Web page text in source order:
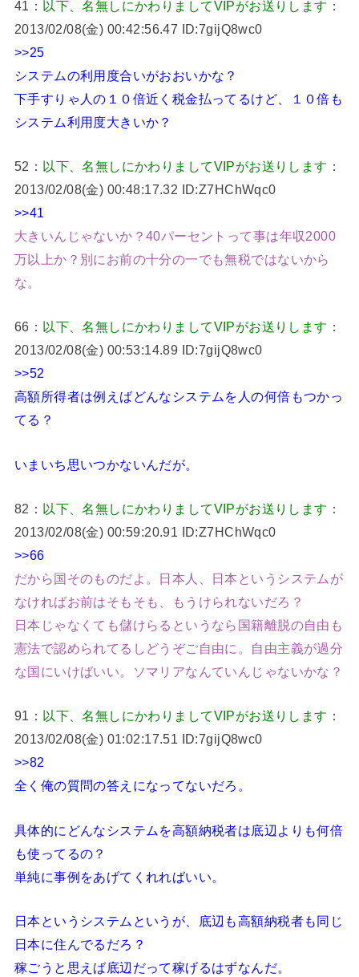
41： 以下、名無しにかわりましてVIPがお送りします ：
2013/02/08(金) 00:42:56.47 ID:7gijQ8wc0
>>25
システムの利用度合いがおおいかな？
下手すりゃ人の１０倍近く税金払ってるけど、１０倍も
システム利用度大きいか？
52： 以下、名無しにかわりましてVIPがお送りします ：
2013/02/08(金) 00:48:17.32 ID:Z7HChWqc0
>>41
大きいんじゃないか？40パーセントって事は年収2000
万以上か？別にお前の十分の一でも無税ではないから
な。
66： 以下、名無しにかわりましてVIPがお送りします ：
2013/02/08(金) 00:53:14.89 ID:7gijQ8wc0
>>52
高額所得者は例えばどんなシステムを人の何倍もつかっ
てる？
いまいち思いつかないんだが。
82： 以下、名無しにかわりましてVIPがお送りします ：
2013/02/08(金) 00:59:20.91 ID:Z7HChWqc0
>>66
だから国そのものだよ。日本人、日本というシステムが
なければお前はそもそも、もうけられないだろ？
日本じゃなくても儲けらるというなら国籍離脱の自由も
憲法で認められてるしどうぞご自由に。自由主義が過分
な国にいけばいい。ソマリアなんていんじゃないかな？
91： 以下、名無しにかわりましてVIPがお送りします ：
2013/02/08(金) 01:02:17.51 ID:7gijQ8wc0
>>82
全く俺の質問の答えになってないだろ。
具体的にどんなシステムを高額納税者は底辺よりも何倍
も使ってるの？
単純に事例をあげてくれればいい。
日本というシステムというが、底辺も高額納税者も同じ
日本に住んでるだろ？
稼ごうと思えば底辺だって稼げるはずなんだ。